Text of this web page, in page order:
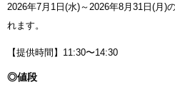
2026年7月1日(水)～2026年8月31日(月)
れます。
【提供時間】11:30〜14:30
◎値段